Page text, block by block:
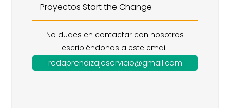
Proyectos Start the Change
No dudes en contactar con nosotros
escribiéndonos a este email
redaprendizajeservicio@gmail.com